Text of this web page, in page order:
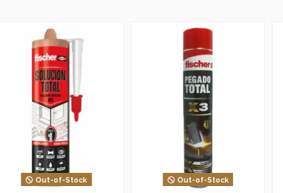
Out-of-Stock Out-of-Stock